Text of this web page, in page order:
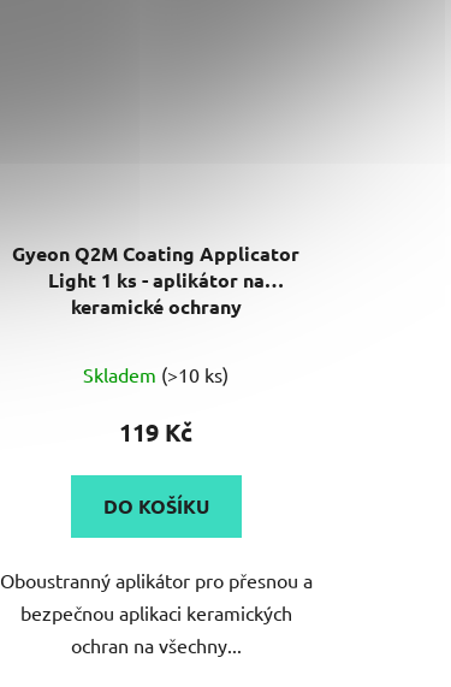
Gyeon Q2M Coating Applicator
Light 1 ks - aplikátor na
keramické ochrany
Skladem (>10 ks)
119 Kč
DO KOŠÍKU
Oboustranný aplikátor pro přesnou a
bezpečnou aplikaci keramických
ochran na všechny...